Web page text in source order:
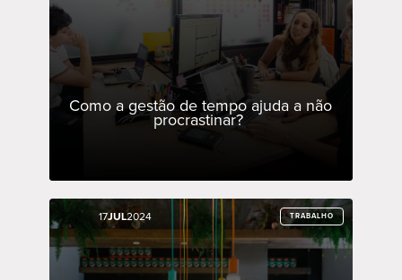
Como a gestão de tempo ajuda a não
procrastinar?
17JUL2024 TRABALHO
17JUL2024 TRABALHO